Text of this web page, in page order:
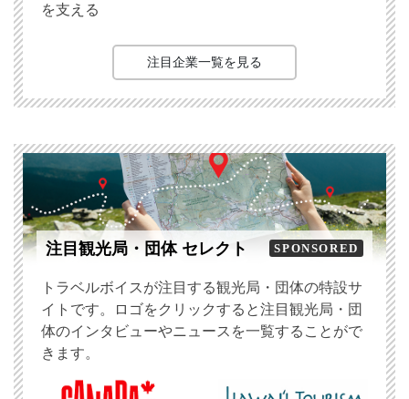
を支える
注目企業一覧を見る
注目観光局・団体 セレクト SPONSORED
トラベルボイスが注目する観光局・団体の特設サ
イトです。ロゴをクリックすると注目観光局・団
体のインタビューやニュースを一覧することがで
きます。